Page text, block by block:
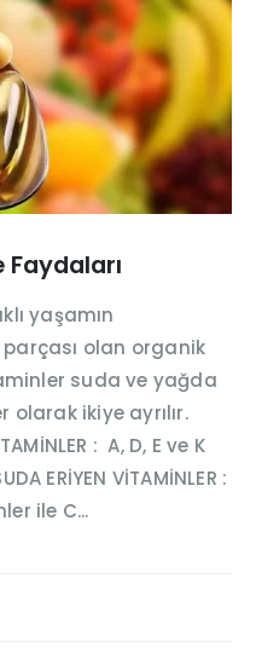
yaşamın
olan organik
suda ve yağda
ikiye ayrılır.
: A, D, E ve K
ERİYEN VİTAMİNLER :
ile C...